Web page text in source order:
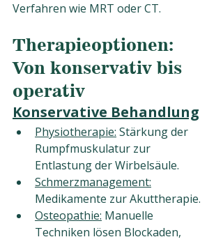
Verfahren wie MRT oder CT.
Therapieoptionen:
Von konservativ bis
operativ
Konservative Behandlung
Physiotherapie: Stärkung der
Rumpfmuskulatur zur
Entlastung der Wirbelsäule.
Schmerzmanagement:
Medikamente zur Akuttherapie.
Osteopathie: Manuelle
Techniken lösen Blockaden,